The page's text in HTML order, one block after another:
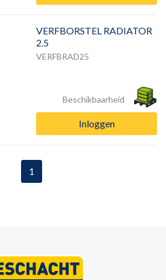
VERFBORSTEL RADIATOR
2.5
VERFBRAD25
Beschikbaarheid
Inloggen
1